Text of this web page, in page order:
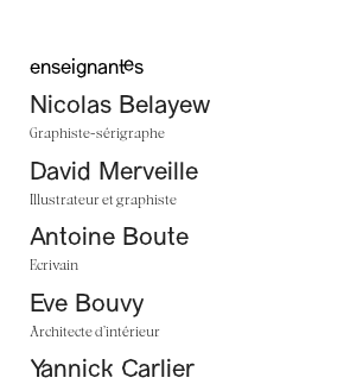
enseignant·es
Nicolas Belayew
Graphiste-sérigraphe
David Merveille
Illustrateur et graphiste
Antoine Boute
Ecrivain
Eve Bouvy
Architecte d’intérieur
Yannick Carlier